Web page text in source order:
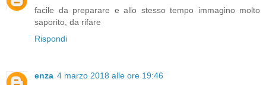
facile da preparare e allo stesso tempo immagino molto
saporito, da rifare
Rispondi
enza 4 marzo 2018 alle ore 19:46